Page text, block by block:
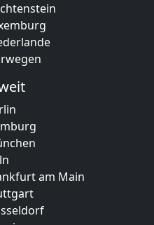
am Main